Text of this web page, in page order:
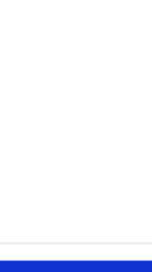
NUESTRA MISIÓN